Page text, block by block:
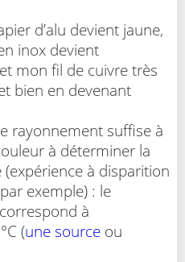
d’alu devient jaune,
inox devient
mon fil de cuivre très
bien en devenant
rayonnement suffise à
à déterminer la
à disparition
exemple) : le
à
(une source ou